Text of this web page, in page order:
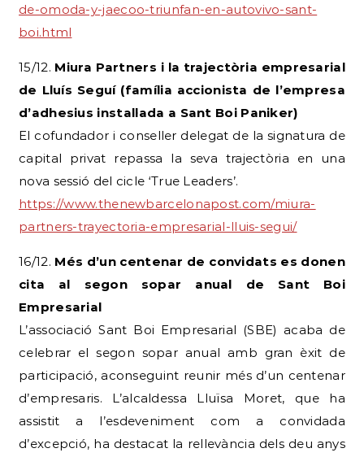
de-omoda-y-jaecoo-triunfan-en-autovivo-sant-
boi.html
15/12. Miura Partners i la trajectòria empresarial
de Lluís Seguí (família accionista de l’empresa
d’adhesius instal·lada a Sant Boi Paniker)
El cofundador i conseller delegat de la signatura de
capital privat repassa la seva trajectòria en una
nova sessió del cicle ‘True Leaders’.
https://www.thenewbarcelonapost.com/miura-
partners-trayectoria-empresarial-lluis-segui/
16/12. Més d’un centenar de convidats es donen
cita al segon sopar anual de Sant Boi
Empresarial
L’associació Sant Boi Empresarial (SBE) acaba de
celebrar el segon sopar anual amb gran èxit de
participació, aconseguint reunir més d’un centenar
d’empresaris. L’alcaldessa Lluïsa Moret, que ha
assistit a l’esdeveniment com a convidada
d’excepció, ha destacat la rellevància dels deu anys